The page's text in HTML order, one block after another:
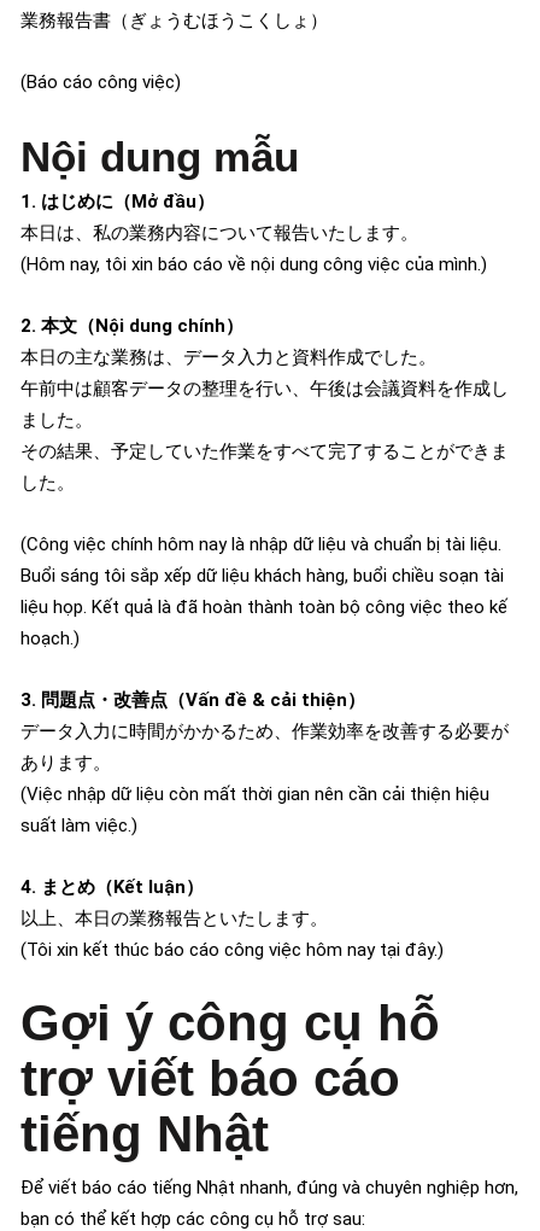
業務報告書（ぎょうむほうこくしょ）
(Báo cáo công việc)
Nội dung mẫu
1. はじめに（Mở đầu）
本日は、私の業務内容について報告いたします。
(Hôm nay, tôi xin báo cáo về nội dung công việc của mình.)
2. 本文（Nội dung chính）
本日の主な業務は、データ入力と資料作成でした。
午前中は顧客データの整理を行い、午後は会議資料を作成し
ました。
その結果、予定していた作業をすべて完了することができま
した。
(Công việc chính hôm nay là nhập dữ liệu và chuẩn bị tài liệu.
Buổi sáng tôi sắp xếp dữ liệu khách hàng, buổi chiều soạn tài
liệu họp. Kết quả là đã hoàn thành toàn bộ công việc theo kế
hoạch.)
3. 問題点・改善点（Vấn đề & cải thiện）
データ入力に時間がかかるため、作業効率を改善する必要が
あります。
(Việc nhập dữ liệu còn mất thời gian nên cần cải thiện hiệu
suất làm việc.)
4. まとめ（Kết luận）
以上、本日の業務報告といたします。
(Tôi xin kết thúc báo cáo công việc hôm nay tại đây.)
Gợi ý công cụ hỗ
trợ viết báo cáo
tiếng Nhật
Để viết báo cáo tiếng Nhật nhanh, đúng và chuyên nghiệp hơn,
bạn có thể kết hợp các công cụ hỗ trợ sau: